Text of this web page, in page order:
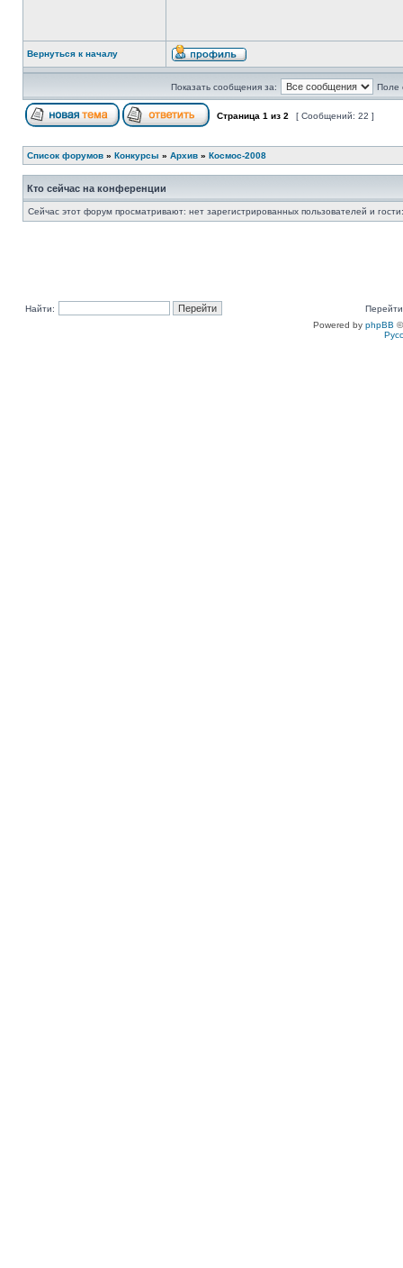
Вернуться к началу
Показать сообщения за: Поле
Страница 1 из 2 [ Сообщений: 22 ]
Список форумов » Конкурсы » Архив » Космос-2008
Кто сейчас на конференции
Сейчас этот форум просматривают: нет зарегистрированных пользователей и
Найти:
Powered by phpBB